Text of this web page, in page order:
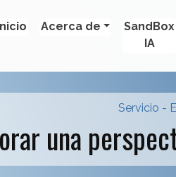
Acerca de
SandBox
IA
Servicio -
una